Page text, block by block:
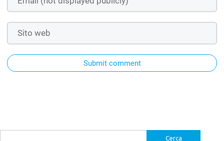
Submit comment